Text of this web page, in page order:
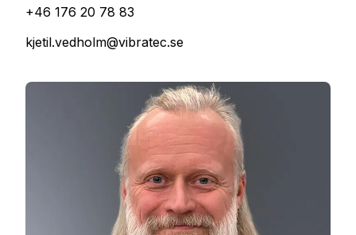
+46 176 20 78 83
kjetil.vedholm@vibratec.se